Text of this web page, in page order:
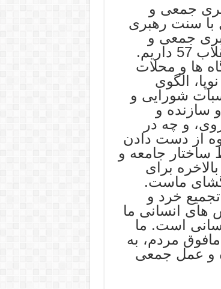
جمعی و
با سنت رهبری
جمعی و
شورایی را، اگر چه عمر کوتاهی داشت، در انقلاب 57 داریم.
ها و محلات
الگوی
شورایی و
سازنده و
و چه در
از دست دادن
ساختار جامعه و
برای
ماست.
خرد و
های انسانی ما
است. ما
مردم، به
و عمل جمعی